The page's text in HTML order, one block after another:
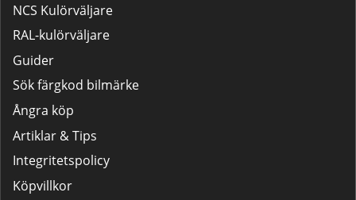
NCS Kulörväljare
RAL-kulörväljare
Guider
Sök färgkod bilmärke
Ångra köp
Artiklar & Tips
Integritetspolicy
Köpvillkor